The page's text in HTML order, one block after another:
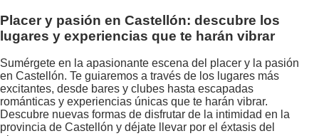
Placer y pasión en Castellón: descubre los
lugares y experiencias que te harán vibrar
Sumérgete en la apasionante escena del placer y la pasión
en Castellón. Te guiaremos a través de los lugares más
excitantes, desde bares y clubes hasta escapadas
románticas y experiencias únicas que te harán vibrar.
Descubre nuevas formas de disfrutar de la intimidad en la
provincia de Castellón y déjate llevar por el éxtasis del